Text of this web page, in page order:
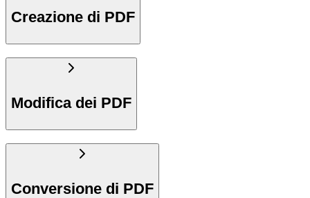
Creazione di PDF
Modifica dei PDF
Conversione di PDF